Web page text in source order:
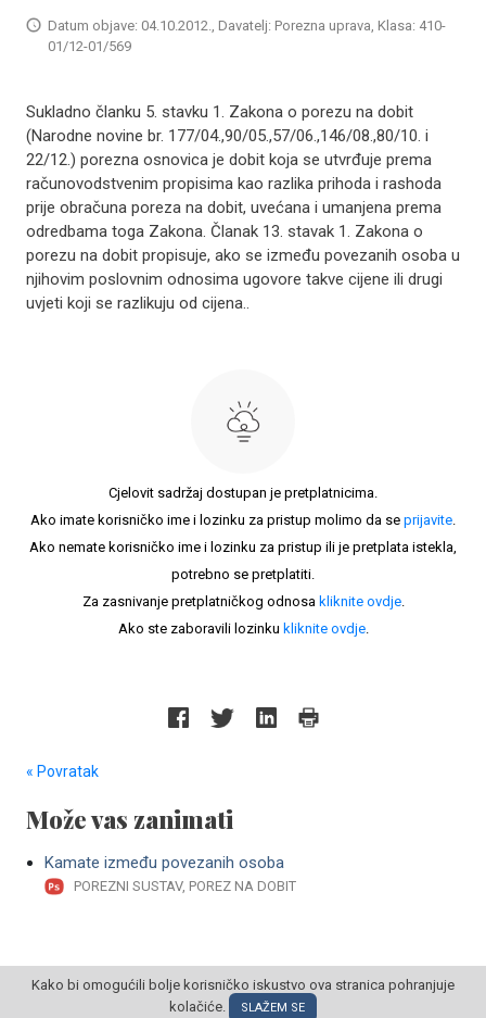
Datum objave: 04.10.2012., Davatelj: Porezna uprava, Klasa: 410-
01/12-01/569
​Sukladno članku 5. stavku 1. Zakona o porezu na dobit
(Narodne novine br. 177/04.,90/05.,57/06.,146/08.,80/10. i
22/12.) porezna osnovica je dobit koja se utvrđuje prema
računovodstvenim propisima kao razlika prihoda i rashoda
prije obračuna poreza na dobit, uvećana i umanjena prema
odredbama toga Zakona. Članak 13. stavak 1. Zakona o
porezu na dobit propisuje, ako se između povezanih osoba u
njihovim poslovnim odnosima ugovore takve cijene ili drugi
uvjeti koji se razlikuju od cijena..
Cjelovit sadržaj dostupan je pretplatnicima.
Ako imate korisničko ime i lozinku za pristup molimo da se prijavite.
Ako nemate korisničko ime i lozinku za pristup ili je pretplata istekla,
potrebno se pretplatiti.
Za zasnivanje pretplatničkog odnosa kliknite ovdje.
Ako ste zaboravili lozinku kliknite ovdje.
« Povratak
Može vas zanimati
Kamate između povezanih osoba
POREZNI SUSTAV, POREZ NA DOBIT
© POSLOVNI OBLAK Sva prava pridržana
Kako bi omogućili bolje korisničko iskustvo ova stranica pohranjuje
kolačiće.
SLAŽEM SE